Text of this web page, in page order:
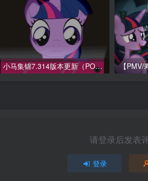
小马集锦7.314版本更新（PONIES The Anthology Update 7.314）
请登录后发表
登录